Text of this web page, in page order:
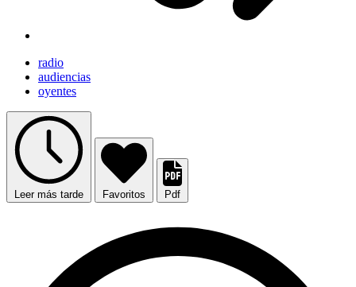
radio
audiencias
oyentes
Leer más tarde Favoritos Pdf